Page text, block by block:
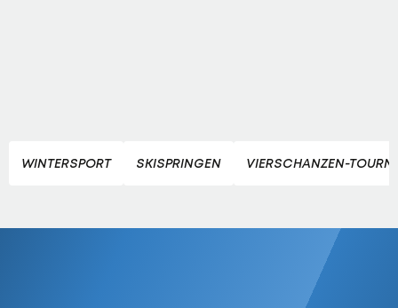
WINTERSPORT SKISPRINGEN VIERSCHANZEN-